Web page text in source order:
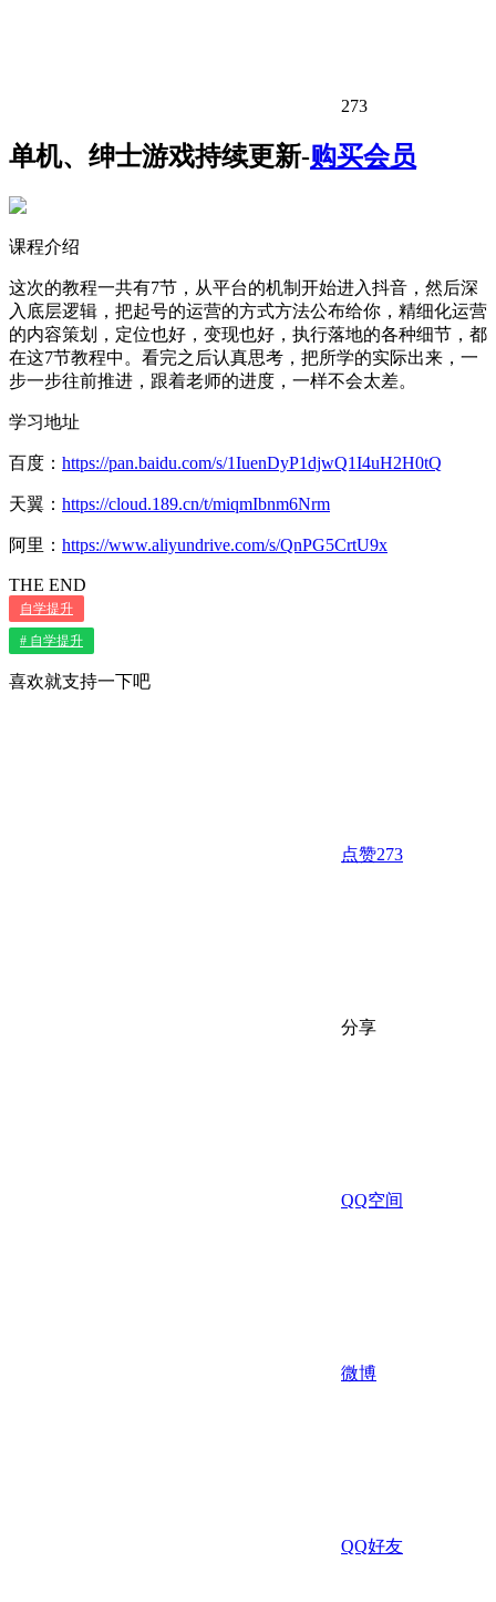
273
单机、绅士游戏持续更新-购买会员
课程介绍
这次的教程一共有7节，从平台的机制开始进入抖音，然后深
入底层逻辑，把起号的运营的方式方法公布给你，精细化运营
的内容策划，定位也好，变现也好，执行落地的各种细节，都
在这7节教程中。看完之后认真思考，把所学的实际出来，一
步一步往前推进，跟着老师的进度，一样不会太差。
学习地址
百度： https://pan.baidu.com/s/1IuenDyP1djwQ1I4uH2H0tQ
天翼： https://cloud.189.cn/t/miqmIbnm6Nrm
阿里： https://www.aliyundrive.com/s/QnPG5CrtU9x
THE END
自学提升
# 自学提升
喜欢就支持一下吧
点赞273
分享
QQ空间
微博
QQ好友